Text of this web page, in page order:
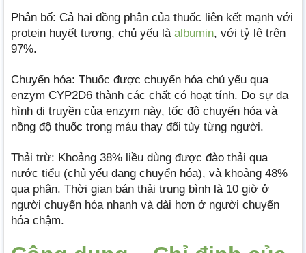
Phân bố: Cả hai đồng phân của thuốc liên kết mạnh với
protein huyết tương, chủ yếu là albumin, với tỷ lệ trên
97%.
Chuyển hóa: Thuốc được chuyển hóa chủ yếu qua
enzym CYP2D6 thành các chất có hoạt tính. Do sự đa
hình di truyền của enzym này, tốc độ chuyển hóa và
nồng độ thuốc trong máu thay đổi tùy từng người.
Thải trừ: Khoảng 38% liều dùng được đào thải qua
nước tiểu (chủ yếu dạng chuyển hóa), và khoảng 48%
qua phân. Thời gian bán thải trung bình là 10 giờ ở
người chuyển hóa nhanh và dài hơn ở người chuyển
hóa chậm.